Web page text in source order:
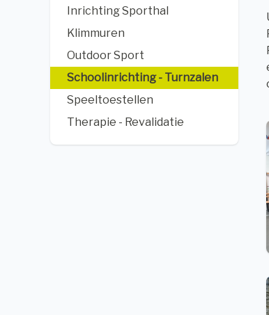
Inrichting Sporthal
Klimmuren
Outdoor Sport
Schoolinrichting - Turnzalen
Speeltoestellen
Therapie - Revalidatie